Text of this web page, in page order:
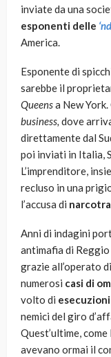
inviate da una
esponenti delle
America.
Esponente di
sarebbe il
Queensa New
business, dove
direttamente dal
poi inviati in Italia,
L’imprenditore,
recluso in una
l’accusa di
Anni di indagini
antimafia di
grazie all’operato
numerosi casi di
volto di
nemici del giro
Quest’ultime,
avevano ormai il